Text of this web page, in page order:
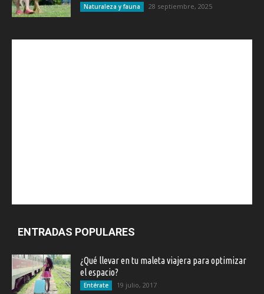
Naturaleza y fauna 28 septiembre, 2025
ENTRADAS POPULARES
¿Qué llevar en tu maleta viajera para optimizar
el espacio?
Entérate 19 julio, 2017